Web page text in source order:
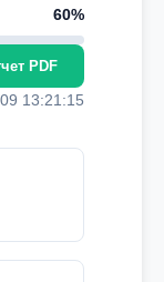
60%
PDF
13:21:15